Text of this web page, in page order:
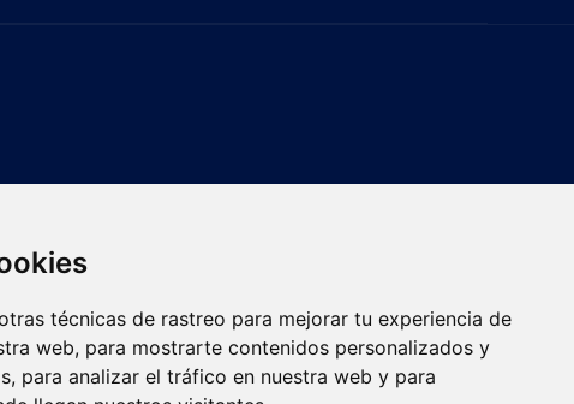
técnicas de rastreo para mejorar tu experiencia de
web, para mostrarte contenidos personalizados y
para analizar el tráfico en nuestra web y para